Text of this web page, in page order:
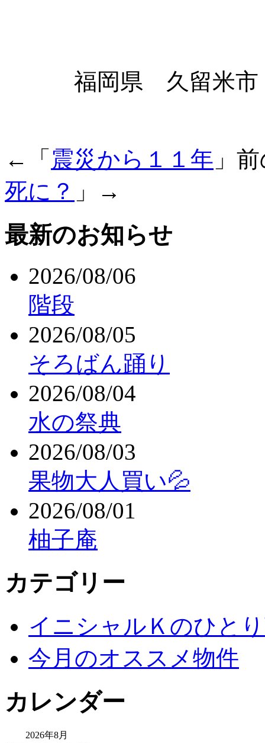
福岡県 久留米市
←「 震災から１１年 」
死に？ 」→
最新のお知らせ
2026/08/06
階段
2026/08/05
そろばん踊り
2026/08/04
水の祭典
2026/08/03
果物大人買い💦
2026/08/01
柚子庵
カテゴリー
イニシャルＫのひと
今月のオススメ物件
カレンダー
2026年8月